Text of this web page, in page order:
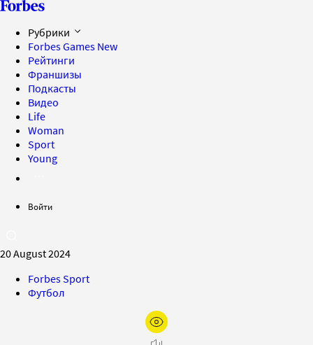
Рубрики
Forbes Games New
Рейтинги
Франшизы
Подкасты
Видео
Life
Woman
Sport
Young
Войти
20 August 2024
Forbes Sport
Футбол